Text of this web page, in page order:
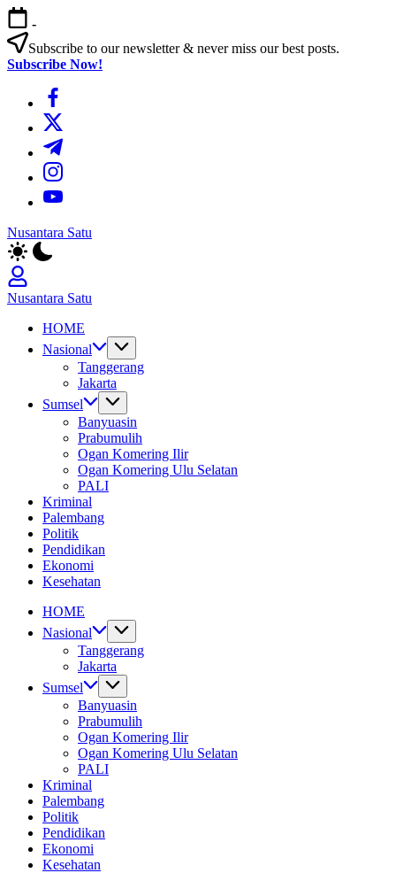
Skip
to
content
-
Subscribe to our newsletter & never miss our best posts.
Subscribe Now!
https://www.facebook.com/
https://twitter.com/
https://t.me/
https://www.instagram.com/
https://youtube.com/
Nusantara Satu
Berita
Untuk
Nusantara
Nusantara Satu
Untuk
Nusantara
HOME
Nasional
Tanggerang
Jakarta
Sumsel
Banyuasin
Prabumulih
Ogan Komering Ilir
Ogan Komering Ulu Selatan
PALI
Kriminal
Palembang
Politik
Pendidikan
Ekonomi
Kesehatan
HOME
Nasional
Tanggerang
Jakarta
Sumsel
Banyuasin
Prabumulih
Ogan Komering Ilir
Ogan Komering Ulu Selatan
PALI
Kriminal
Palembang
Politik
Pendidikan
Ekonomi
Kesehatan